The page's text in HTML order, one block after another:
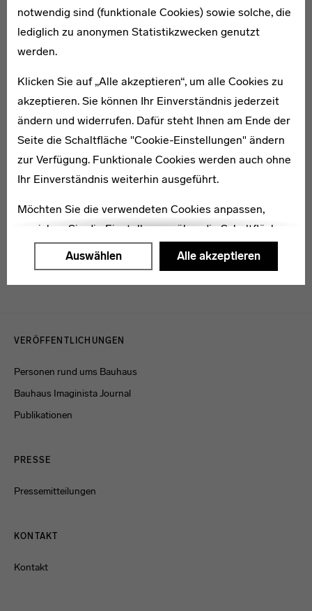
notwendig sind (funktionale Cookies) sowie solche, die
lediglich zu anonymen Statistikzwecken genutzt
werden.
Klicken Sie auf „Alle akzeptieren“, um alle Cookies zu
akzeptieren. Sie können Ihr Einverständnis jederzeit
ändern und widerrufen. Dafür steht Ihnen am Ende der
Seite die Schaltfläche "Cookie-Einstellungen" ändern
zur Verfügung. Funktionale Cookies werden auch ohne
Ihr Einverständnis weiterhin ausgeführt.
Möchten Sie die verwendeten Cookies anpassen,
erreichen Sie die Einstellungen über die Schaltfläche
"Auswählen".
Auswählen Alle akzeptieren
Reinhard Hilker
1899–1961
VERÖFFENTLICHUNGEN
Personen rund ums Bauhaus
Bauhaus Imaginista Journal
Publikationen
PRESSE
Pressemitteilungen
KONTAKT
Kontakt